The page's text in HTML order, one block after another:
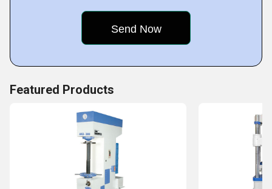
service, making life better for them and their businesses.
Key Facts of Atom Instruments:
Featured Products